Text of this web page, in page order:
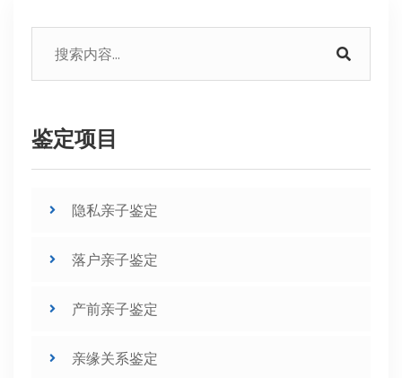
鉴定项目
隐私亲子鉴定
落户亲子鉴定
产前亲子鉴定
亲缘关系鉴定